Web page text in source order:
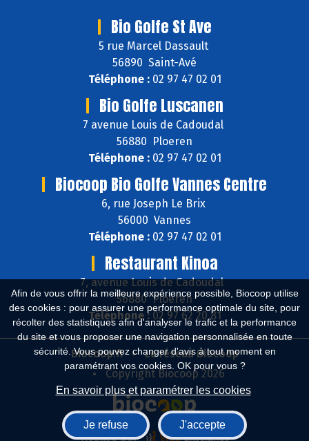
Afin de vous offrir la meilleure expérience possible, Biocoop utilise
des cookies : pour assurer une performance optimale du site, pour
récolter des statistiques afin d'analyser le trafic et la performance
du site et vous proposer une navigation personnalisée en toute
sécurité. Vous pouvez changer d'avis à tout moment en
paramétrant vos cookies. OK pour vous ?
En savoir plus et paramétrer les cookies
Je refuse J'accepte
Bio Golfe St Ave
5 rue Marcel Dassault
56890 Saint-Avé
Téléphone :02 97 47 02 01
Bio Golfe Luscanen
7 avenue Louis de Cadoudal
56880 Ploeren
Téléphone :02 97 47 02 01
Biocoop Bio Golfe Vannes Centre
6, rue Joseph Le Brix
56000 Vannes
Téléphone :02 97 47 02 01
Restaurant Kinoa
7, avenue Louis de Cadoudal
56880 Ploeren
Téléphone :02 97 62 20 81
Biocoop.fr
Le réseau Biocoop
Copyright Biocoop 2026
Réalisé par